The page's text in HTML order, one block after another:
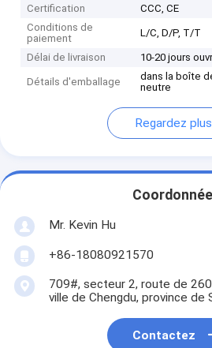
Certification
CCC, CE
Conditions de
paiement
L/C, D/P, T/T
Délai de livraison 10-20 jours
Détails d'emballage
dans la boîte
neutre
Regardez plus
Mr. Kevin Hu
+86-18080921570
709#, secteur 2, route de
ville de Chengdu, province de
Contactez